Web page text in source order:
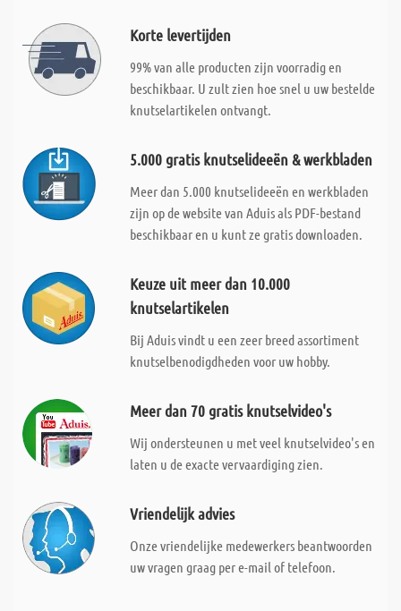
Korte levertijden
99% van alle producten zijn voorradig en
beschikbaar. U zult zien hoe snel u uw bestelde
knutselartikelen ontvangt.
5.000 gratis knutselideeën & werkbladen
Meer dan 5.000 knutselideeën en werkbladen
zijn op de website van Aduis als PDF-bestand
beschikbaar en u kunt ze gratis downloaden.
Keuze uit meer dan 10.000
knutselartikelen
Bij Aduis vindt u een zeer breed assortiment
knutselbenodigdheden voor uw hobby.
Meer dan 70 gratis knutselvideo's
Wij ondersteunen u met veel knutselvideo's en
laten u de exacte vervaardiging zien.
Vriendelijk advies
Onze vriendelijke medewerkers beantwoorden
uw vragen graag per e-mail of telefoon.